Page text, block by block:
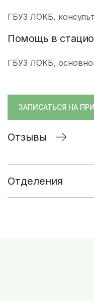
ГБУЗ ЛОКБ,
Помощь в
ГБУЗ ЛОКБ,
ЗАПИСАТЬСЯ НА
Отзывы
Отделения